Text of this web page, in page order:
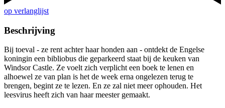
op verlanglijst
Beschrijving
Bij toeval - ze rent achter haar honden aan - ontdekt de Engelse
koningin een bibliobus die geparkeerd staat bij de keuken van
Windsor Castle. Ze voelt zich verplicht een boek te lenen en
alhoewel ze van plan is het de week erna ongelezen terug te
brengen, begint ze te lezen. En ze zal niet meer ophouden. Het
leesvirus heeft zich van haar meester gemaakt.